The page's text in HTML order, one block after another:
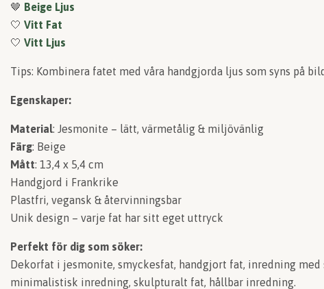
🤎 Beige Ljus
🤍 Vitt Fat
🤍 Vitt Ljus
Tips: Kombinera fatet med våra handgjorda ljus som syns på
Egenskaper:
Material: Jesmonite – lätt, värmetålig & miljövänlig
Färg: Beige
Mått: 13,4 x 5,4 cm
Handgjord i Frankrike
Plastfri, vegansk & återvinningsbar
Unik design – varje fat har sitt eget uttryck
Perfekt för dig som söker:
Dekorfat i jesmonite, smyckesfat, handgjort fat, inredning
minimalistisk inredning, skulpturalt fat, hållbar inredning.